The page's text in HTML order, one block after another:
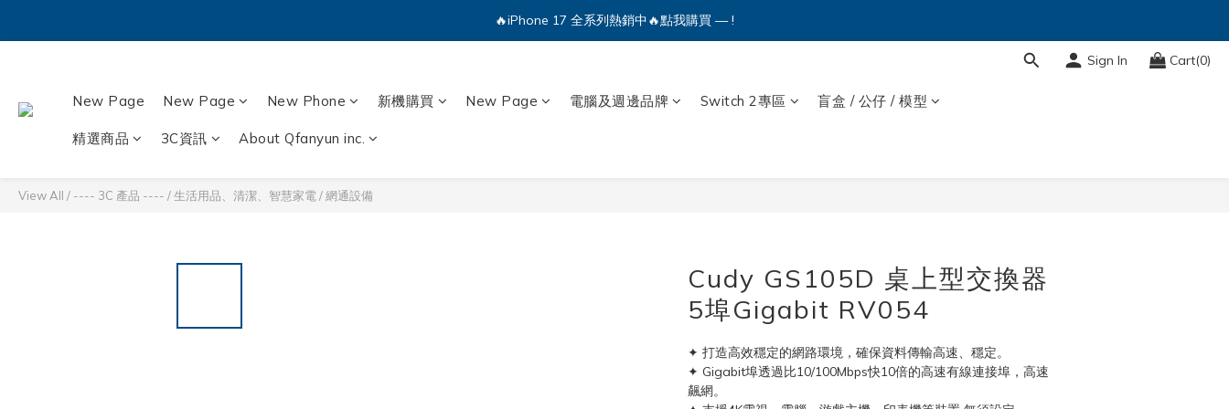
🔥iPhone 17 全系列熱銷中🔥點我購買 — !
Sign In Cart(0)
New Page New Page New Phone 新機購買 New Page 電腦及週邊品牌 Switch 2專區 盲盒 / 公仔 / 模型
精選商品 3C資訊 About Qfanyun inc.
View All / ---- 3C 產品 ---- /生活用品、清潔、智慧家電 /網通設備
Cudy GS105D 桌上型交換器
5埠Gigabit RV054
✦ 打造高效穩定的網路環境，確保資料傳輸高速、穩定。
✦ Gigabit埠透過比10/100Mbps快10倍的高速有線連接埠，高速
飆網。